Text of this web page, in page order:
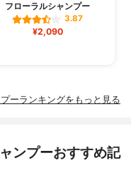
フローラルシャンプー
3.87
¥2,090
ーランキングをもっと見る
ンプーおすすめ記